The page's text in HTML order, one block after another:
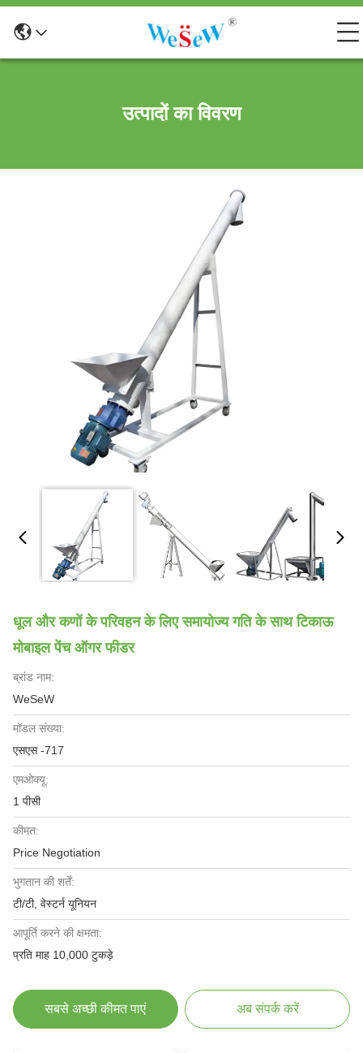
उत्पादों का विवरण
धूल और कणों के परिवहन के लिए समायोज्य गति के साथ टिकाऊ
मोबाइल पेंच ऑगर फीडर
ब्रांड नाम:
WeSeW
मॉडल संख्या:
एसएस -717
एमओक्यू:
1 पीसी
कीमत:
Price Negotiation
भुगतान की शर्तें:
टी/टी, वेस्टर्न यूनियन
आपूर्ति करने की क्षमता:
प्रति माह 10,000 टुकड़े
सबसे अच्छी कीमत पाएं अब संपर्क करें